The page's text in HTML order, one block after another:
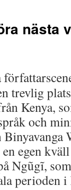
nästa
trevlig
Kenya,
och
egen
Ngũgĩ,
perioden i